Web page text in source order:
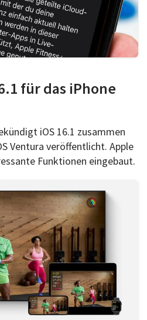
für das iPhone
iOS 16.1 zusammen
Ventura veröffentlicht. Apple
Funktionen eingebaut.